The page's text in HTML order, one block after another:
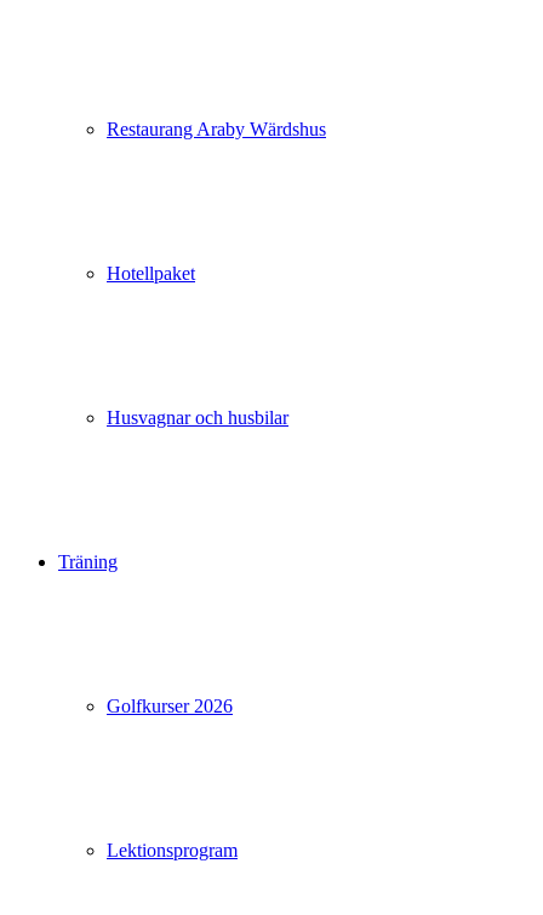
Restaurang Araby Wärdshus
Hotellpaket
Husvagnar och husbilar
Träning
Golfkurser 2026
Lektionsprogram